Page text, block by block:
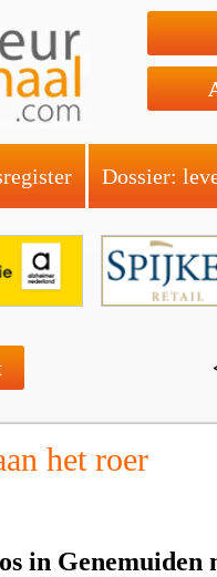
Dossier:
het roer
in Genemuiden